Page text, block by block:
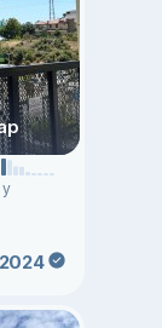
2024